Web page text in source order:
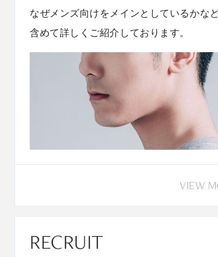
なぜメンズ向けをメインとしているかな
含めて詳しくご紹介しております。
VIEW
RECRUIT